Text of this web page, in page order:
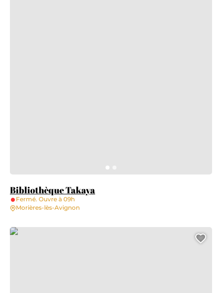
Bibliothèque Takaya
Fermé. Ouvre à 09h
Morières-lès-Avignon
Laser Game Evolution Avignon